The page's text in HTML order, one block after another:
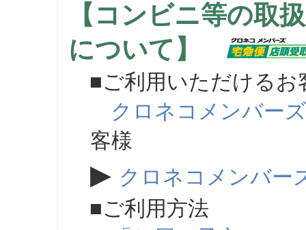
【コンビニ等の取
について】
■ご利用いただけるお
クロネコメンバーズ
客様
▶ クロネコメンバー
■ご利用方法